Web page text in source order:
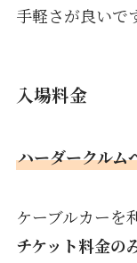
手軽さが良いで
入場料金
ハーダークルム
ケーブルカーを
チケット料金の